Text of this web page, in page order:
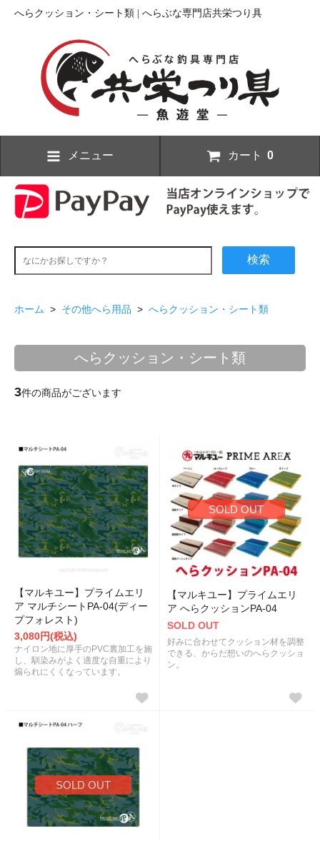
へらクッション・シート類 | へらぶな専門店共栄つり具
メニュー カート 0
検索
ホーム > その他へら用品 > へらクッション・シート類
へらクッション・シート類
3件の商品がございます
【マルキユー】プライムエリ
ア マルチシートPA-04(ディー
プフォレスト)
3,080円(税込)
ナイロン地に厚手のPVC裏加工を施
し、馴染みがよく適度な自重により
煽られにくくなっています。
SOLD OUT
【マルキユー】プライムエリ
ア へらクッションPA-04
SOLD OUT
好みに合わせてクッション材を調整
できる、からだ想いのへらクッショ
ン。
SOLD OUT